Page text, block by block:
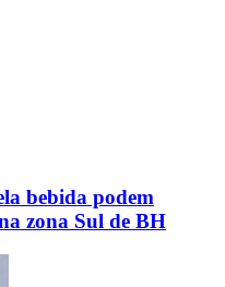
bebida podem
zona Sul de BH